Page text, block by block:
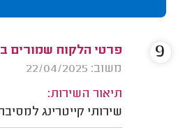
פרטי הלקוח שמורים
משוב: 22/04/2025
תיאור השירות:
שירותי קייטרינג
9